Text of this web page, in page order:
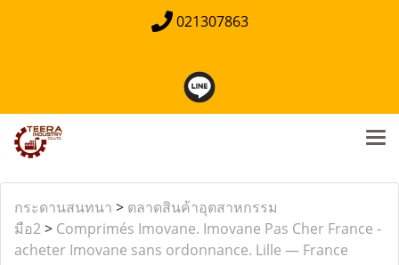
021307863
กระดานสนทนา > ตลาดสินค้าอุตสาหกรรม
มือ2> Comprimés Imovane. Imovane Pas Cher France -
acheter Imovane sans ordonnance. Lille — France